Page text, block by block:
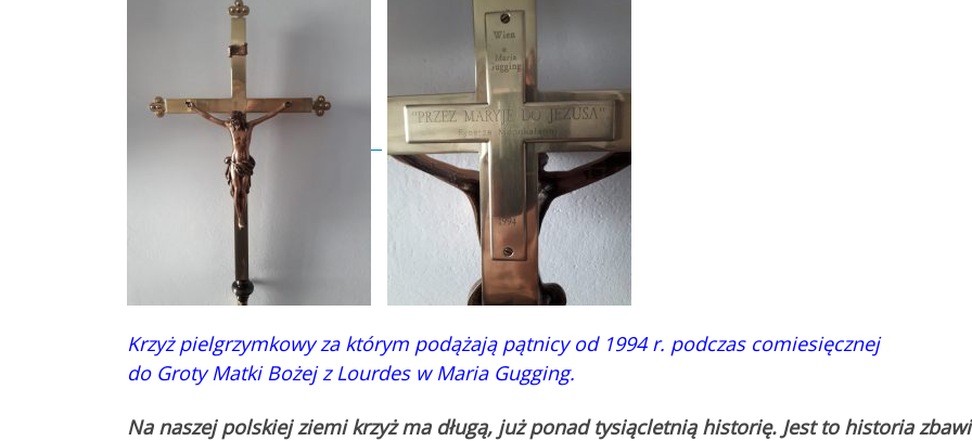
Krzyż pielgrzymkowy za którym podążają pątnicy od 1994 r. podczas
do Groty Matki Bożej z Lourdes w Maria Gugging.
Na naszej polskiej ziemi krzyż ma długą, już ponad tysiącletnią historię. Jest to historia